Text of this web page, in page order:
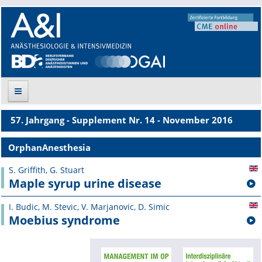
Suche
Aktuelle Ausgabe
Leitlinien
Archiv
Supplements OrphanAnesthesia
57. Jahrgang - Supplement Nr. 14 - November 2016
OrphanAnesthesia
S. Griffith, G. Stuart
Maple syrup urine disease
I. Budic, M. Stevic, V. Marjanovic, D. Simic
Moebius syndrome